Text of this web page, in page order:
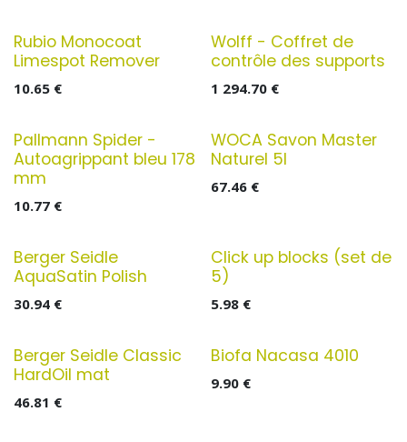
Rubio Monocoat
Limespot Remover
10.65 €
Wolff - Coffret de
contrôle des supports
1 294.70€
Pallmann Spider -
Autoagrippant bleu 178
mm
10.77 €
WOCA Savon Master
Naturel 5l
67.46€
Berger Seidle
AquaSatin Polish
30.94 €
Click up blocks (set de
5)
5.98€
Berger Seidle Classic
HardOil mat
46.81 €
Biofa Nacasa 4010
9.90€